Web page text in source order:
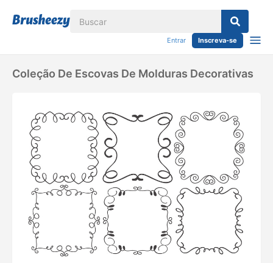
Entrar Inscreva-se
Coleção De Escovas De Molduras Decorativas